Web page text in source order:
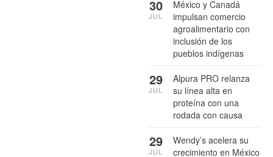
México y Canadá
impulsan comercio
agroalimentario con
inclusión de los
pueblos indígenas
30
JUL
Alpura PRO relanza
su línea alta en
proteína con una
rodada con causa
29
JUL
Wendy’s acelera su
crecimiento en México
29
JUL